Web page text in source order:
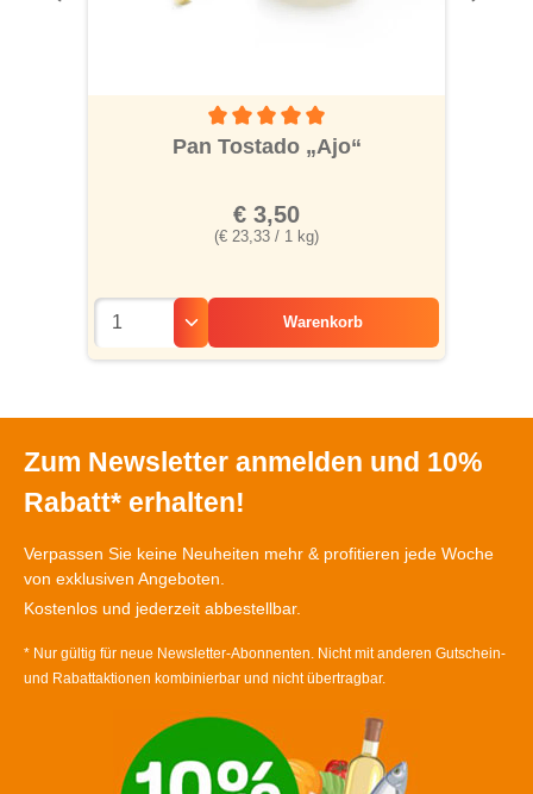
Durchschnittliche Bewertung von 5 von 5
Pan Tostado „Ajo“
(€ 23,33 / 1 kg)
€ 3,50
Warenkorb
Zum Newsletter anmelden und 10%
Rabatt* erhalten!
Verpassen Sie keine Neuheiten mehr & profitieren jede Woche
von exklusiven Angeboten.
Kostenlos und jederzeit abbestellbar.
* Nur gültig für neue Newsletter-Abonnenten. Nicht mit anderen Gutschein-
und Rabattaktionen kombinierbar und nicht übertragbar.